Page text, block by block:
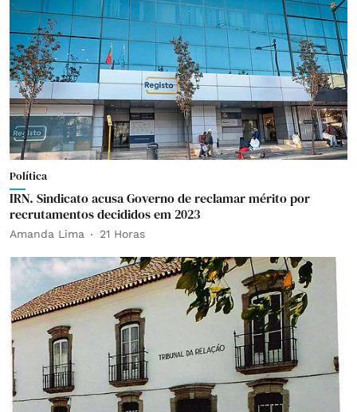
Política
IRN. Sindicato acusa Governo de reclamar mérito por
recrutamentos decididos em 2023
Amanda Lima 21 Horas